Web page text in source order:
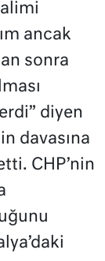
ancak
sonra
diyen
davasına
CHP’nin